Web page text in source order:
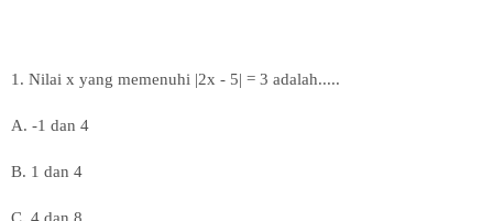
1. Nilai x yang memenuhi |2x - 5| = 3 adalah.....
A. -1 dan 4
B. 1 dan 4